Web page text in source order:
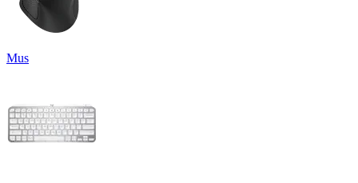
Mus